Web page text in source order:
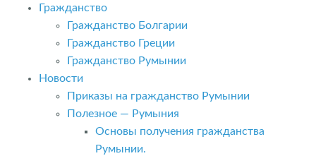
Гражданство
Гражданство Болгарии
Гражданство Греции
Гражданство Румынии
Новости
Приказы на гражданство Румынии
Полезное — Румыния
Основы получения гражданства
Румынии.